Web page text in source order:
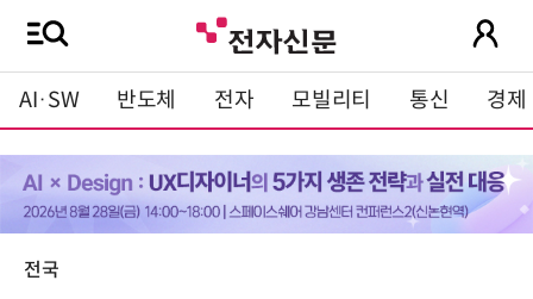
AI·SW 반도체 전자 모빌리티 통신 경제
전국